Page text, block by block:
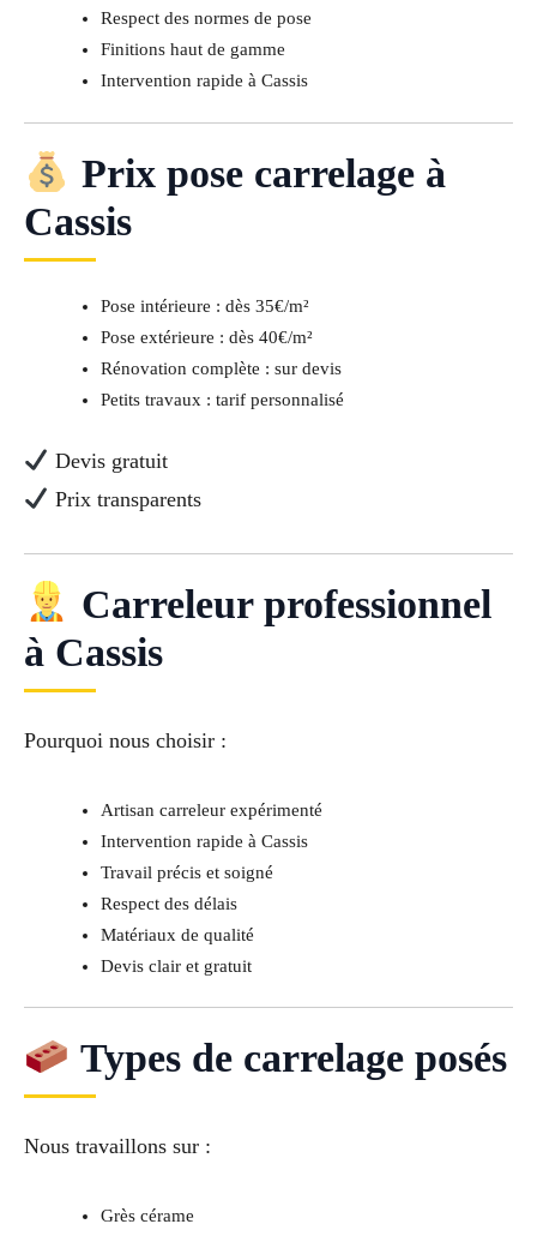
Respect des normes de pose
Finitions haut de gamme
Intervention rapide à Cassis
Prix pose carrelage à
Cassis
Pose intérieure : dès 35€/m²
Pose extérieure : dès 40€/m²
Rénovation complète : sur devis
Petits travaux : tarif personnalisé
Devis gratuit
Prix transparents
Carreleur professionnel
à Cassis
Pourquoi nous choisir :
Artisan carreleur expérimenté
Intervention rapide à Cassis
Travail précis et soigné
Respect des délais
Matériaux de qualité
Devis clair et gratuit
Types de carrelage posés
Nous travaillons sur :
Grès cérame